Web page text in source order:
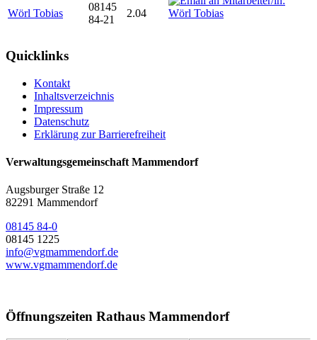
Wörl Tobias
08145
84-21
2.04
Quicklinks
Kontakt
Inhaltsverzeichnis
Impressum
Datenschutz
Erklärung zur Barrierefreiheit
Verwaltungsgemeinschaft Mammendorf
Augsburger Straße 12
82291 Mammendorf
08145 84-0
08145 1225
info@vgmammendorf.de
www.vgmammendorf.de
Öffnungszeiten Rathaus Mammendorf